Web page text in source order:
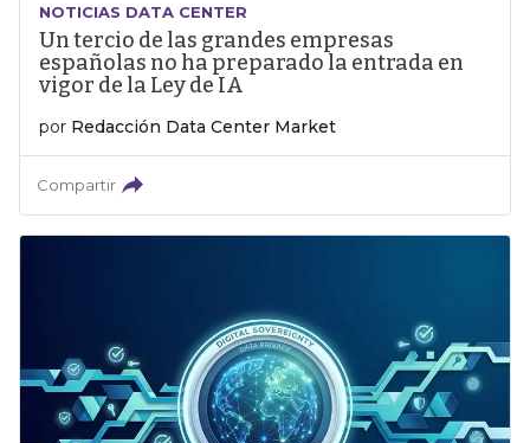
NOTICIAS DATA CENTER
Un tercio de las grandes empresas
españolas no ha preparado la entrada en
vigor de la Ley de IA
por Redacción Data Center Market
Compartir